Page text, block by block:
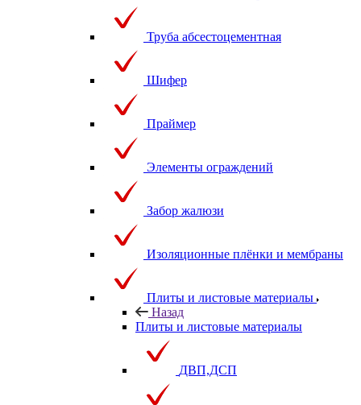
Труба абсестоцементная
Шифер
Праймер
Элементы ограждений
Забор жалюзи
Изоляционные плёнки и мембраны
Плиты и листовые материалы
Назад
Плиты и листовые материалы
ДВП,ДСП